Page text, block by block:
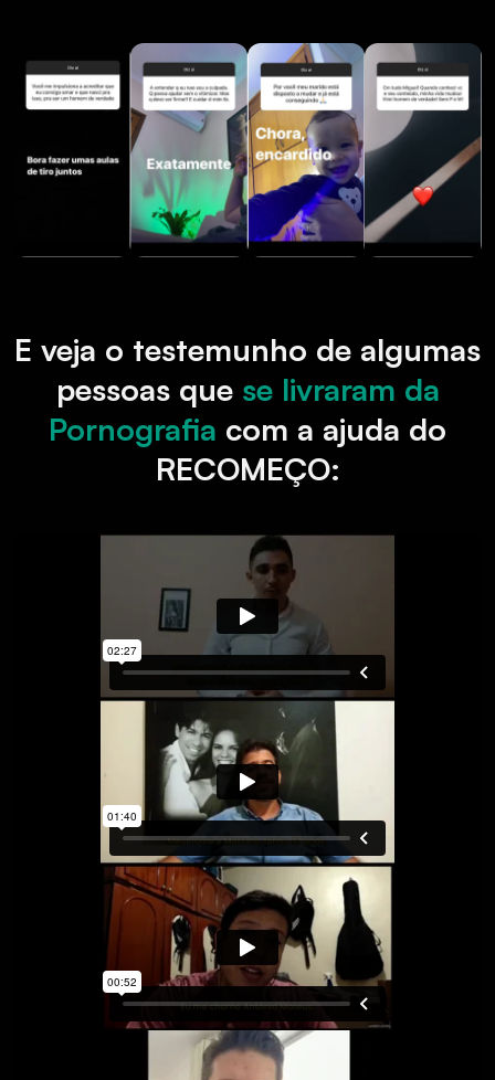
E veja o testemunho de algumas
pessoas que se livraram da
Pornografia com a ajuda do
RECOMEÇO: